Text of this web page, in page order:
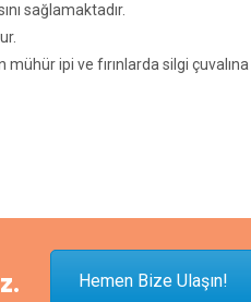
sağlamaktadır.
ipi ve fırınlarda silgi
Hemen Bize Ulaşın!